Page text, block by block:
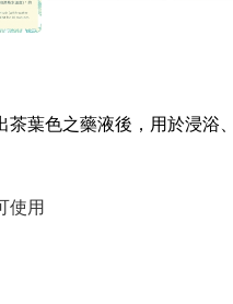
茶葉色之藥液後，用於浸浴
使用